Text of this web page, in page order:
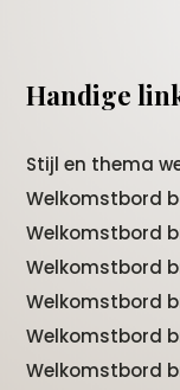
Handige
Stijl en thema
Welkomstbord
Welkomstbord
Welkomstbord
Welkomstbord
Welkomstbord
Welkomstbord